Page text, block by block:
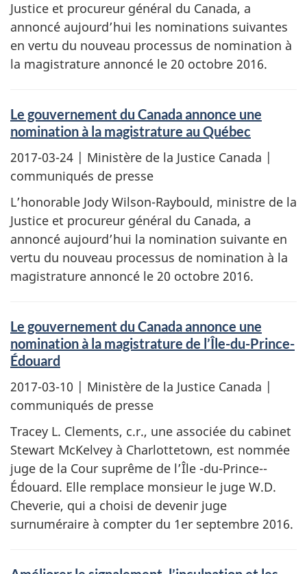
Justice et procureur général du Canada, a
annoncé aujourd’hui les nominations suivantes
en vertu du nouveau processus de nomination à
la magistrature annoncé le 20 octobre 2016.
Le gouvernement du Canada annonce une
nomination à la magistrature au Québec
2017-03-24 | Ministère de la Justice Canada |
communiqués de presse
L’honorable Jody Wilson-Raybould, ministre de la
Justice et procureur général du Canada, a
annoncé aujourd’hui la nomination suivante en
vertu du nouveau processus de nomination à la
magistrature annoncé le 20 octobre 2016.
Le gouvernement du Canada annonce une
nomination à la magistrature de l’Île-du-Prince-
Édouard
2017-03-10 | Ministère de la Justice Canada |
communiqués de presse
Tracey L. Clements, c.r., une associée du cabinet
Stewart McKelvey à Charlottetown, est nommée
juge de la Cour suprême de l’Île -du-Prince-­
Édouard. Elle remplace monsieur le juge W.D.
Cheverie, qui a choisi de devenir juge
surnuméraire à compter du 1er septembre 2016.